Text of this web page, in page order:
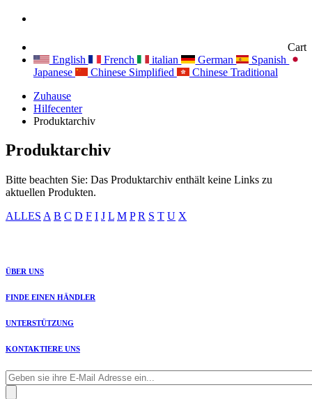
Cart
English
French italian German
Spanish
Japanese
Chinese Simplified
Chinese Traditional
Zuhause
Hilfecenter
Produktarchiv
Produktarchiv
Bitte beachten Sie: Das Produktarchiv enthält keine Links zu
aktuellen Produkten.
ALLES A B C D F I J L M P R S T U X
ÜBER UNS
FINDE EINEN HÄNDLER
UNTERSTÜTZUNG
KONTAKTIERE UNS